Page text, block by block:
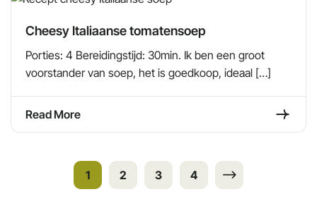
Cheesy Italiaanse tomatensoep
Porties: 4 Bereidingstijd: 30min. Ik ben een groot
voorstander van soep, het is goedkoop, ideaal […]
Read More
1 2 3 4